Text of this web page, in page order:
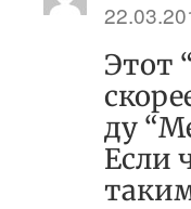
Этот
ду
Если